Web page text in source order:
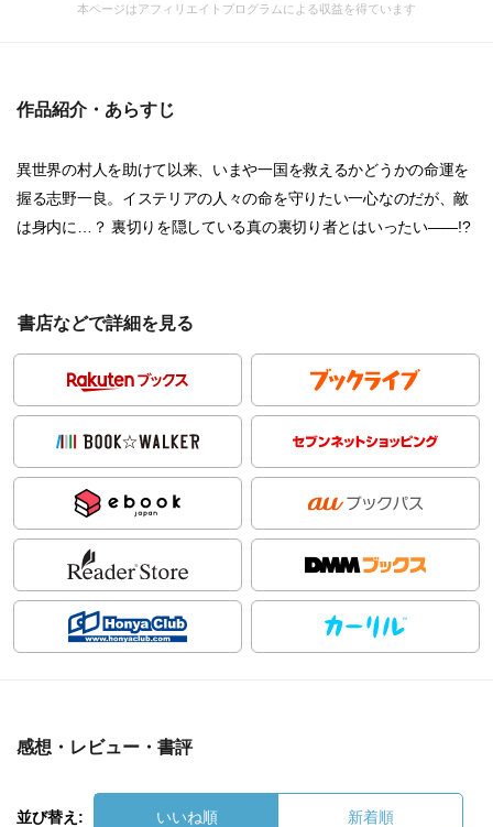
本ページはアフィリエイトプログラムによる収益を得ています
作品紹介・あらすじ
異世界の村人を助けて以来、いまや一国を救えるかどうかの命運を
握る志野一良。イステリアの人々の命を守りたい一心なのだが、敵
は身内に…？ 裏切りを隠している真の裏切り者とはいったい――!?
書店などで詳細を見る
感想・レビュー・書評
並び替え: いいね順 新着順